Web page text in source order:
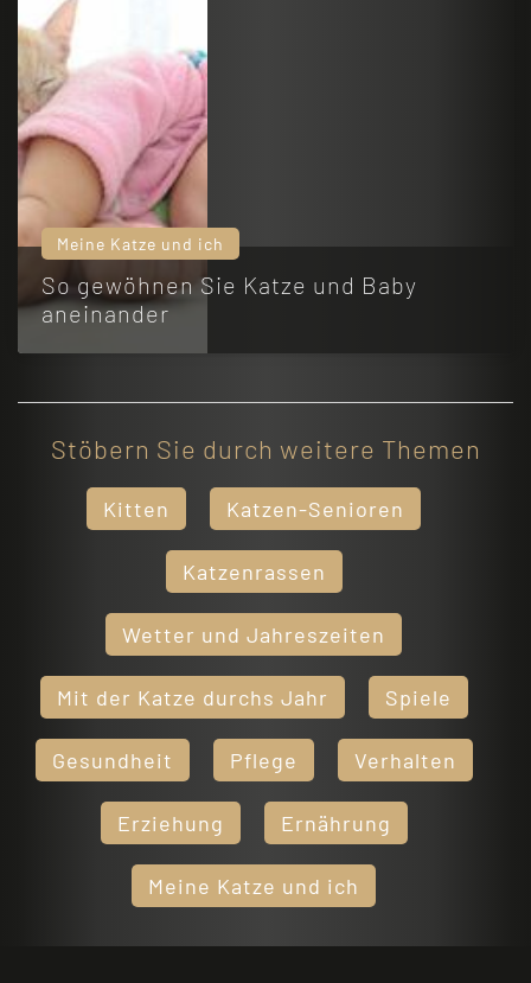
Meine Katze und ich
So gewöhnen Sie Katze und Baby
aneinander
Stöbern Sie durch weitere Themen
Kitten Katzen-Senioren
Katzenrassen
Wetter und Jahreszeiten
Mit der Katze durchs Jahr Spiele
Gesundheit Pflege Verhalten
Erziehung Ernährung
Meine Katze und ich